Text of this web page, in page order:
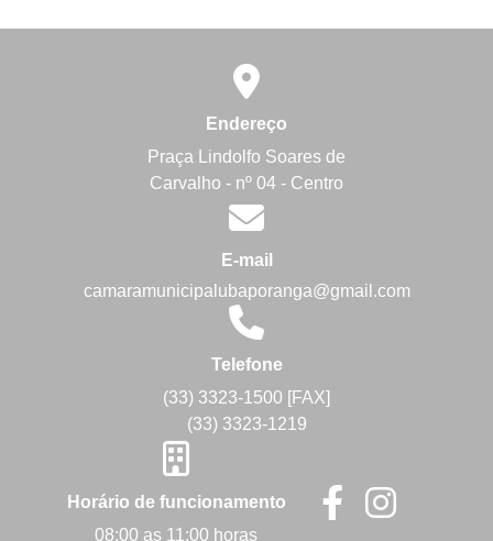
Endereço
Praça Lindolfo Soares de
Carvalho - nº 04 - Centro
E-mail
camaramunicipalubaporanga@gmail.com
Telefone
(33) 3323-1500 [FAX]
(33) 3323-1219
Horário de funcionamento
08:00 as 11:00 horas